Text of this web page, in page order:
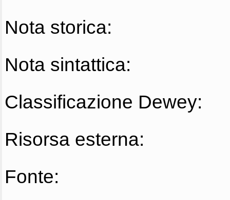
Nota storica:
Nota sintattica:
Classificazione Dewey:
Risorsa esterna:
Fonte: